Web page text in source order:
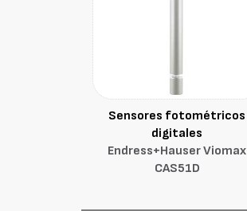
Sensores fotométricos
digitales
Endress+Hauser Viomax
CAS51D